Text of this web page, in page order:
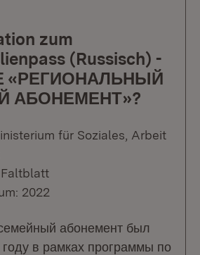
zum
(Russisch) -
«РЕГИОНАЛЬНЫЙ
АБОНЕМЕНТ»?
für Soziales, Arbeit
2022
абонемент был
в рамках программы по